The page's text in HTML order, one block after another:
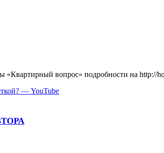
вопрос» подробности на http://
— YouTube